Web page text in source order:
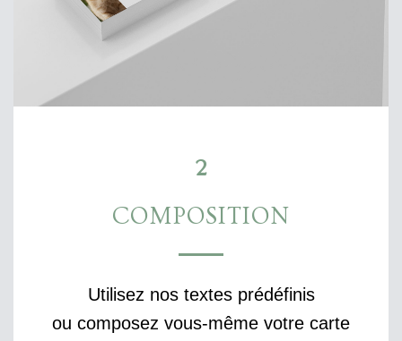
2
COMPOSITION
Utilisez nos textes prédéfinis
ou composez vous-même votre carte